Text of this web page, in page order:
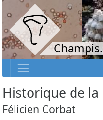
Historique de
Félicien Corbat